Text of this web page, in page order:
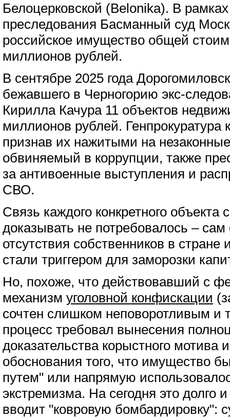
Белоцерковской (Belonika). В рамках
преследования Басманный суд
российское имущество общей
миллионов рублей.
В сентябре 2025 года
бежавшего в Черногорию экс-
Кирилла Качура 11 объектов
миллионов рублей. Генпрокуратура
признав их нажитыми на
обвиняемый в коррупции, также
за антивоенные выступления и
СВО.
Связь каждого конкретного
доказывать не потребовалось –
отсутствия собственников в
стали триггером для заморозки
Но, похоже, что действовавший с
механизм уголовной конфискации
сочтен слишком неповоротливым и
процесс требовал вынесения
доказательства корыстного мотива
обоснования того, что имущество
путем" или напрямую
экстремизма. На сегодня это долго
вводит "ковровую бомбардировку":